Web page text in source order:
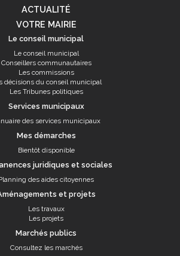
ACTUALITÉ
VOTRE MAIRIE
Le conseil municipal
Le conseil municipal
Conseillers communautaires
Les commissions
décisions du conseil municipal
Les Tribunes politiques
Services municipaux
des services municipaux
Mes démarches
Bientôt disponible
juridiques et sociales
des aides citoyennes
et projets
Les travaux
Les projets
Marchés publics
Consultez les marchés